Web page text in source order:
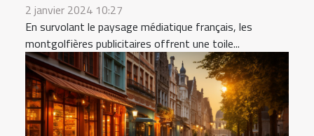
2 janvier 2024 10:27
En survolant le paysage médiatique français, les
montgolfières publicitaires offrent une toile...